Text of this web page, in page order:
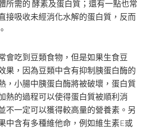
所需的 酵素及蛋白質；還有一點也常
接吸收未經消化水解的蛋白質，反而
會吃到豆類食物，但是如果生食豆
果，因為豆類中含有抑制胰蛋白酶的
，小腸中胰蛋白酶將被破壞，蛋白質
熱的過程可以使得蛋白質被順利消
不一定可以獲得較高量的營養素。另
中含有多種維他命，例如維生素E或